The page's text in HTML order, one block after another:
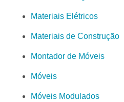
Materiais Elétricos
Materiais de Construção
Montador de Móveis
Móveis
Móveis Modulados